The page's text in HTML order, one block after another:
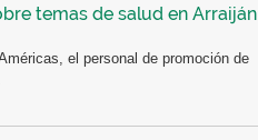
temas de salud en Arraiján
el personal de promoción de